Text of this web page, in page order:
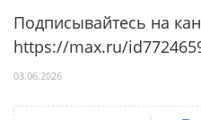
Подписывайтесь на
https://max.ru/
03.06.2026